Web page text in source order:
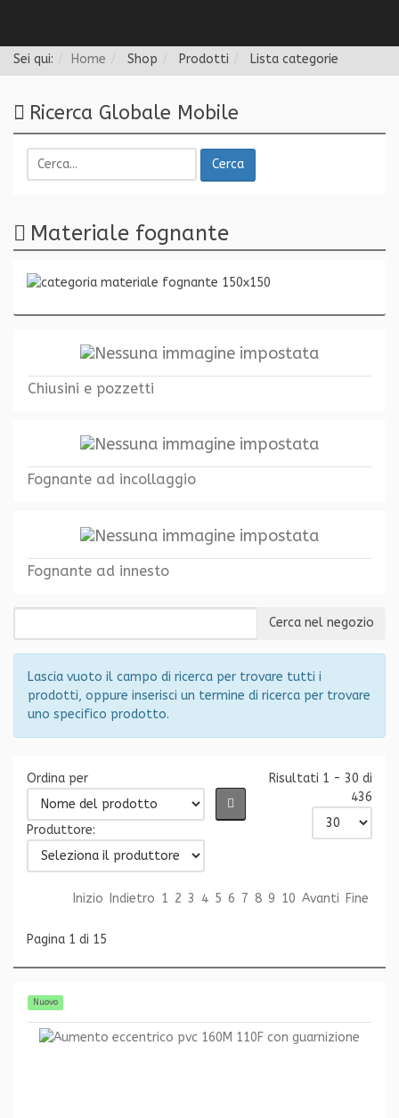
Sei qui: Home Shop Prodotti Lista categorie
Ricerca Globale Mobile
Cerca
Materiale fognante
Chiusini e pozzetti
Fognante ad incollaggio
Fognante ad innesto
Lascia vuoto il campo di ricerca per trovare tutti i
prodotti, oppure inserisci un termine di ricerca per trovare
uno specifico prodotto.
Ordina per
Produttore:
Risultati 1 - 30 di
436
Inizio Indietro 1 2 3 4 5 6 7 8 9 10 Avanti Fine
Pagina 1 di 15
Nuovo